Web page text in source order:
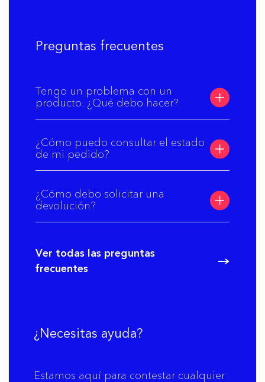
Preguntas frecuentes
Tengo un problema con un
producto. ¿Qué debo hacer?
¿Cómo puedo consultar el estado
de mi pedido?
¿Cómo debo solicitar una
devolución?
Ver todas las preguntas
frecuentes
¿Necesitas ayuda?
Estamos aquí para contestar cualquier